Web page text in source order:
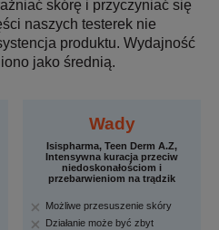
skórę i przyczyniać się
naszych testerek nie
produktu. Wydajność
jako średnią.
Wady
Isispharma, Teen Derm A.Z,
Intensywna kuracja przeciw
niedoskonałościom i
przebarwieniom na trądzik
Możliwe przesuszenie skóry
Działanie może być zbyt